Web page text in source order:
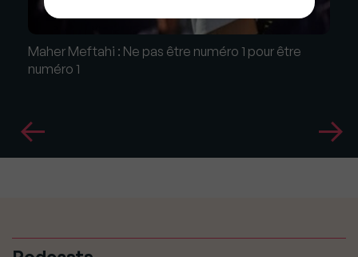
Maher Meftahi : Ne pas être numéro 1 pour être
numéro 1